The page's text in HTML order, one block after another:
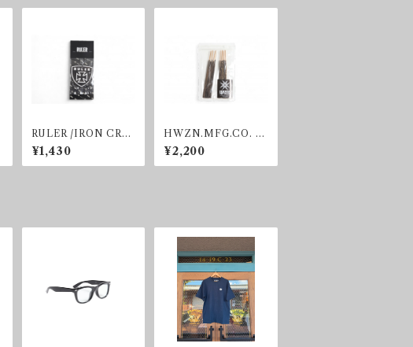
RULER /IRON CRO
SS AIR FRESHNER
¥1,430
HWZN.MFG.CO. /O
RGANIC INCENSE
STICK
¥2,200